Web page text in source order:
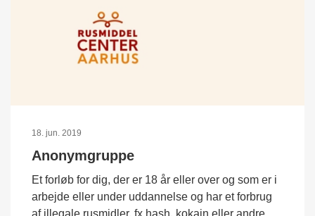
18. jun. 2019
Anonymgruppe
Et forløb for dig, der er 18 år eller over og som er i
arbejde eller under uddannelse og har et forbrug